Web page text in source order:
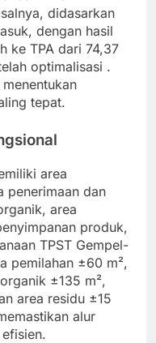
didasarkan
dengan hasil
ke TPA dari 74,37
optimalisasi .
tepat.
area
penerimaan dan
area
produk,
TPST Gempel-
pemilahan ±60 m²,
±135 m²,
area residu ±15
alur